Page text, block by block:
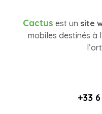
Cactus est un site
mobiles destinés à
+33